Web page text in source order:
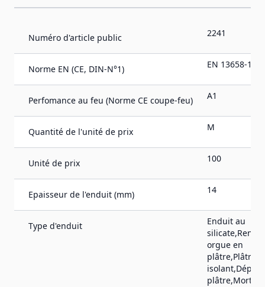
Numéro d'article public 2241
Norme EN (CE, DIN-N°1) EN 13658-1
Perfomance au feu (Norme CE coupe-feu) A1
Quantité de l'unité de prix M
Unité de prix 100
Epaisseur de l'enduit (mm) 14
Type d'enduit
Enduit au
orgue en
plâtre,Plâtre
isolant,Dépôt